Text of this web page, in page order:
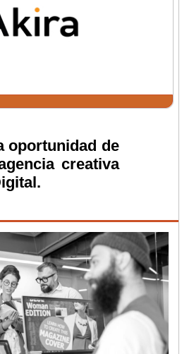
oportunidad de
creativa